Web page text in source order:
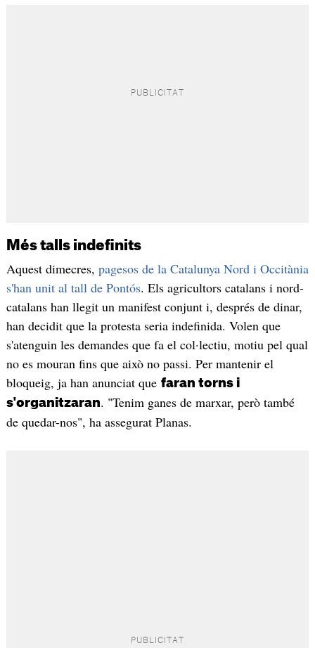
Més talls indefinits
Aquest dimecres, pagesos de la Catalunya Nord i Occitània
s'han unit al tall de Pontós. Els agricultors catalans i nord-
catalans han llegit un manifest conjunt i, després de dinar,
han decidit que la protesta seria indefinida. Volen que
s'atenguin les demandes que fa el col·lectiu, motiu pel qual
no es mouran fins que això no passi. Per mantenir el
bloqueig, ja han anunciat que faran torns i
s'organitzaran. "Tenim ganes de marxar, però també
de quedar-nos", ha assegurat Planas.